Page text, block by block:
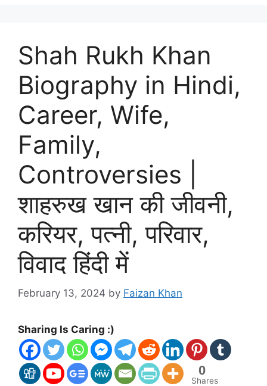
Shah Rukh Khan
Biography in Hindi,
Career, Wife,
Family,
Controversies |
शाहरुख खान की जीवनी,
करियर, पत्नी, परिवार,
विवाद हिंदी में
February 13, 2024 by Faizan Khan
Sharing Is Caring :)
0
Shares